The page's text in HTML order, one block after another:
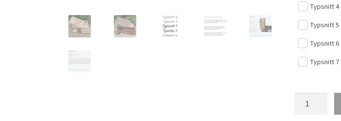
Typsnitt 4
Typsnitt 5
Typsnitt 6
Typsnitt 7